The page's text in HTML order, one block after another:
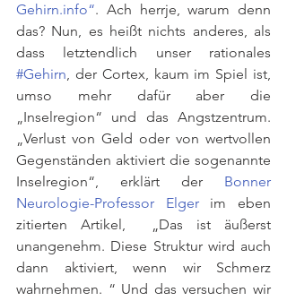
Gehirn.info“. Ach herrje, warum denn
das? Nun, es heißt nichts anderes, als
#Gehirn, der Cortex, kaum im Spiel ist,
umso mehr dafür aber die
„Inselregion“ und das Angstzentrum.
„Verlust von Geld oder von wertvollen
Gegenständen aktiviert die sogenannte
Inselregion“, erklärt der Bonner
Neurologie-Professor Elger im eben
zitierten Artikel,  „Das ist äußerst
unangenehm. Diese Struktur wird auch
dann aktiviert, wenn wir Schmerz
wahrnehmen. “ Und das versuchen wir